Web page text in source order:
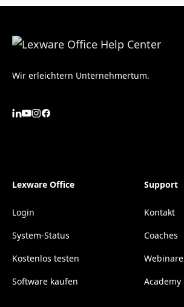
Wir erleichtern Unternehmertum.
Lexware Office
Login
System-Status
Kostenlos testen
Software kaufen
Support
Kontakt
Coaches
Webinare
Academy